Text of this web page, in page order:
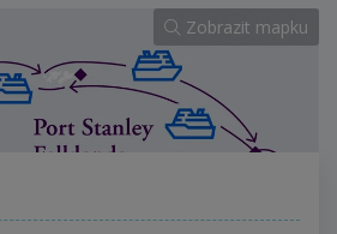
Zobrazit mapku